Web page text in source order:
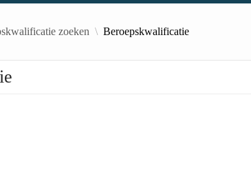
zoeken Beroepskwalificatie